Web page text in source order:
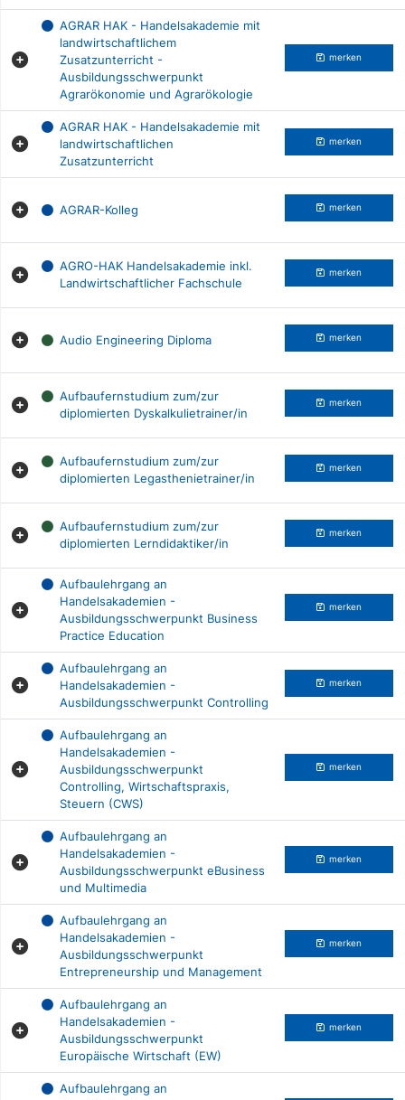
AGRAR HAK - Handelsakademie mit
landwirtschaftlichem
Zusatzunterricht -
Ausbildungsschwerpunkt
Agrarökonomie und Agrarökologie
merken
AGRAR HAK - Handelsakademie mit
landwirtschaftlichen
Zusatzunterricht
merken
AGRAR-Kolleg merken
AGRO-HAK Handelsakademie inkl.
Landwirtschaftlicher Fachschule
merken
Audio Engineering Diploma merken
Aufbaufernstudium zum/zur
diplomierten Dyskalkulietrainer/in
merken
Aufbaufernstudium zum/zur
diplomierten Legasthenietrainer/in
merken
Aufbaufernstudium zum/zur
diplomierten Lerndidaktiker/in
merken
Aufbaulehrgang an
Handelsakademien -
Ausbildungsschwerpunkt Business
Practice Education
merken
Aufbaulehrgang an
Handelsakademien -
Ausbildungsschwerpunkt Controlling
merken
Aufbaulehrgang an
Handelsakademien -
Ausbildungsschwerpunkt
Controlling, Wirtschaftspraxis,
Steuern (CWS)
merken
Aufbaulehrgang an
Handelsakademien -
Ausbildungsschwerpunkt eBusiness
und Multimedia
merken
Aufbaulehrgang an
Handelsakademien -
Ausbildungsschwerpunkt
Entrepreneurship und Management
merken
Aufbaulehrgang an
Handelsakademien -
Ausbildungsschwerpunkt
Europäische Wirtschaft (EW)
merken
Aufbaulehrgang an